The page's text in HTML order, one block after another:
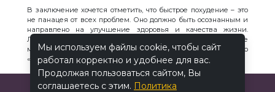
В заключение хочется отметить, что быстрое похудение – это
не панацея от всех проблем. Оно должно быть осознанным и
направлено на улучшение здоровья и качества жизни.
Любите свое тело, прислушивайтесь к нему и выбирайте те
методы, которые подходят именно вам. И помните, что
«BALANCE FIT» всегда рядом, чтобы помочь вам на этом пути!
Мы используем файлы cookie, чтобы сайт
работал корректно и удобнее для вас.
Продолжая пользоваться сайтом, Вы
соглашаетесь с этим. Политика